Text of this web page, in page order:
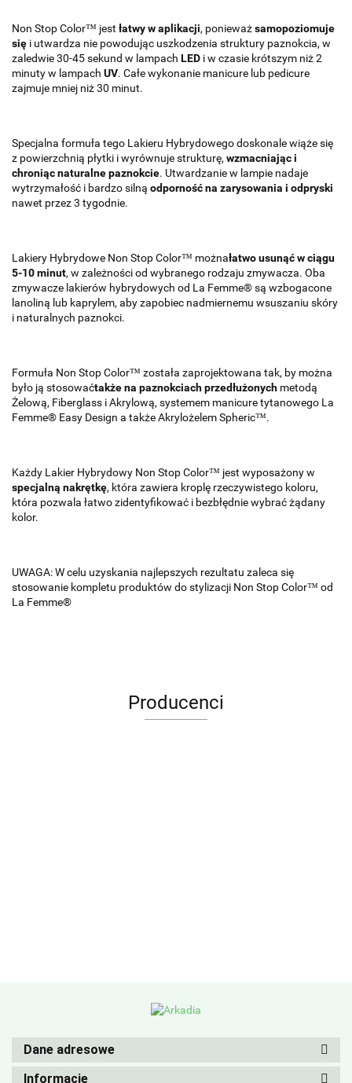
Non Stop Color™ jest łatwy w aplikacji, ponieważsamopoziomuje
się i utwardza nie powodując uszkodzenia struktury paznokcia, w
zaledwie 30-45 sekund w lampach LED i w czasie krótszym niż 2
minuty w lampach UV. Całe wykonanie manicure lub pedicure
zajmuje mniej niż 30 minut.
Specjalna formuła tego Lakieru Hybrydowego doskonale wiąże się
z powierzchnią płytki i wyrównuje strukturę, wzmacniając i
chroniąc naturalne paznokcie. Utwardzanie w lampie nadaje
wytrzymałość i bardzo silną odporność na zarysowania i odpryski
nawet przez 3 tygodnie.
Lakiery Hybrydowe Non Stop Color™ możnałatwo usunąć w ciągu
5-10 minut, w zależności od wybranego rodzaju zmywacza. Oba
zmywacze lakierów hybrydowych od La Femme® są wzbogacone
lanoliną lub kaprylem, aby zapobiec nadmiernemu wsuszaniu skóry
i naturalnych paznokci.
Formuła Non Stop Color™ została zaprojektowana tak, by można
było ją stosowaćtakże na paznokciach przedłużonych metodą
Żelową, Fiberglass i Akrylową, systemem manicure tytanowego La
Femme® Easy Design a także Akrylożelem Spheric™.
Każdy Lakier Hybrydowy Non Stop Color™ jest wyposażony w
specjalną nakrętkę, która zawiera kroplę rzeczywistego koloru,
która pozwala łatwo zidentyfikować i bezbłędnie wybrać żądany
kolor.
UWAGA: W celu uzyskania najlepszych rezultatu zaleca się
stosowanie kompletu produktów do stylizacji Non Stop Color™ od
La Femme®
Producenci
Dane adresowe
Informacje